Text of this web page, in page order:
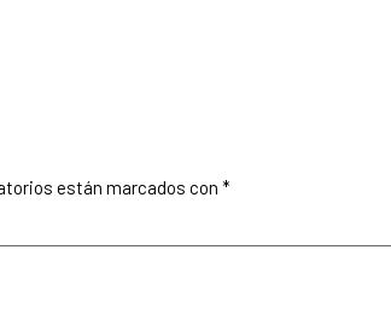
están marcados con *